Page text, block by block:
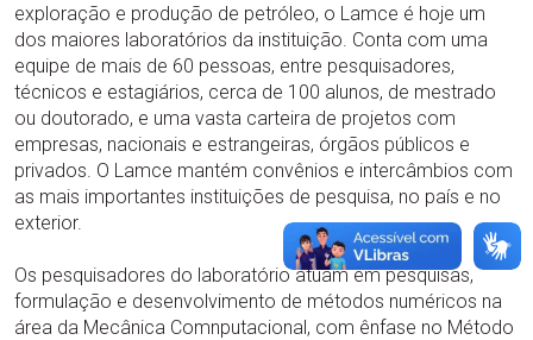
exploração e produção de petróleo, o Lamce é hoje um
dos maiores laboratórios da instituição. Conta com uma
equipe de mais de 60 pessoas, entre pesquisadores,
técnicos e estagiários, cerca de 100 alunos, de mestrado
ou doutorado, e uma vasta carteira de projetos com
empresas, nacionais e estrangeiras, órgãos públicos e
privados. O Lamce mantém convênios e intercâmbios com
as mais importantes instituições de pesquisa, no país e no
exterior.
Os pesquisadores do laboratório atuam em pesquisas,
formulação e desenvolvimento de métodos numéricos na
área da Mecânica Comnputacional, com ênfase no Método